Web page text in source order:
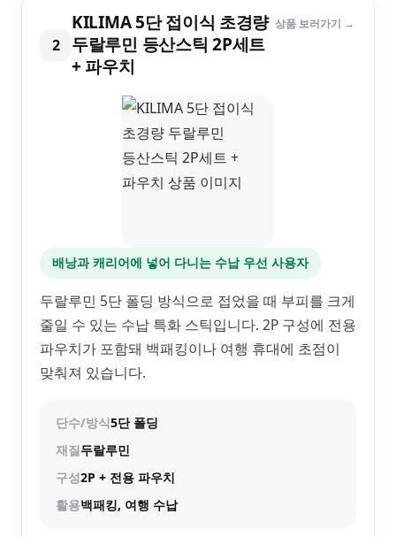
2
KILIMA 5단 접이식 초경량
두랄루민 등산스틱 2P세트
+ 파우치
상품 보러가기 →
배낭과 캐리어에 넣어 다니는 수납 우선 사용자
두랄루민 5단 폴딩 방식으로 접었을 때 부피를 크게
줄일 수 있는 수납 특화 스틱입니다. 2P 구성에 전용
파우치가 포함돼 백패킹이나 여행 휴대에 초점이
맞춰져 있습니다.
단수/방식5단 폴딩
재질두랄루민
구성2P + 전용 파우치
활용백패킹, 여행 수납